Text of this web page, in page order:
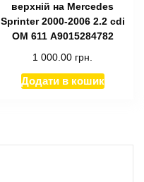
верхній на Mercedes
Sprinter 2000-2006 2.2 cdi
ОМ 611 A9015284782
1 000.00 грн.
Додати в кошик